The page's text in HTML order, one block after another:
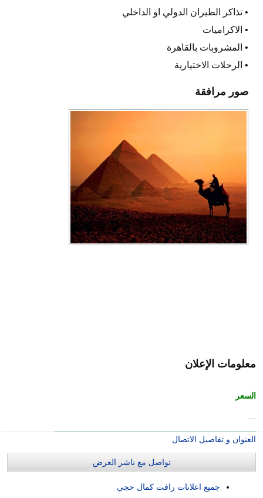
• تذاكر الطيران الدولي او الداخلي
• الاكراميات
• المشروبات بالقاهرة
• الرحلات الاختيارية
صور مرافقة
معلومات الإعلان
السعر
العنوان و تفاصيل الاتصال
تواصل مع ناشر العرض
جميع اعلانات رافت كمال حجي